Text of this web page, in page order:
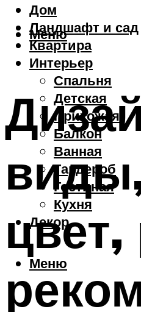
Дом
Ландшафт и сад
Квартира
Интерьер
Спальня
Детская
Прихожая
Балкон
Ванная
Гардероб
Гостиная
Кухня
Декор
Меню
Меню